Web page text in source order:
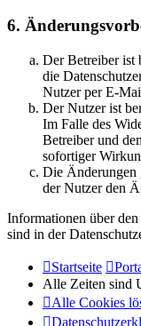
6.
Der Betreiber ist
die
Nutzer per E-
Der Nutzer ist
Im Falle des
Betreiber und
sofortiger
Die Änderungen
der Nutzer den
Informationen über
sind in der
Startseite
Alle Zeiten sind
Alle Cookies